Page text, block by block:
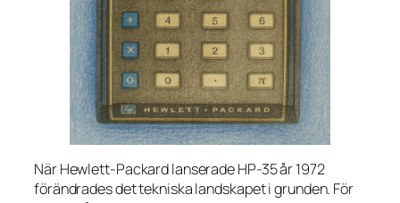
När Hewlett-Packard lanserade HP-35 år 1972
förändrades det tekniska landskapet i grunden. För